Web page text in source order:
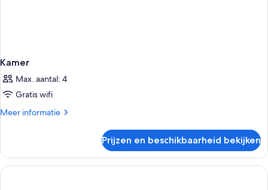
Kamer
Max. aantal: 4
Gratis wifi
Meer informatie
Meer
Prijzen en beschikbaarheid bekijken